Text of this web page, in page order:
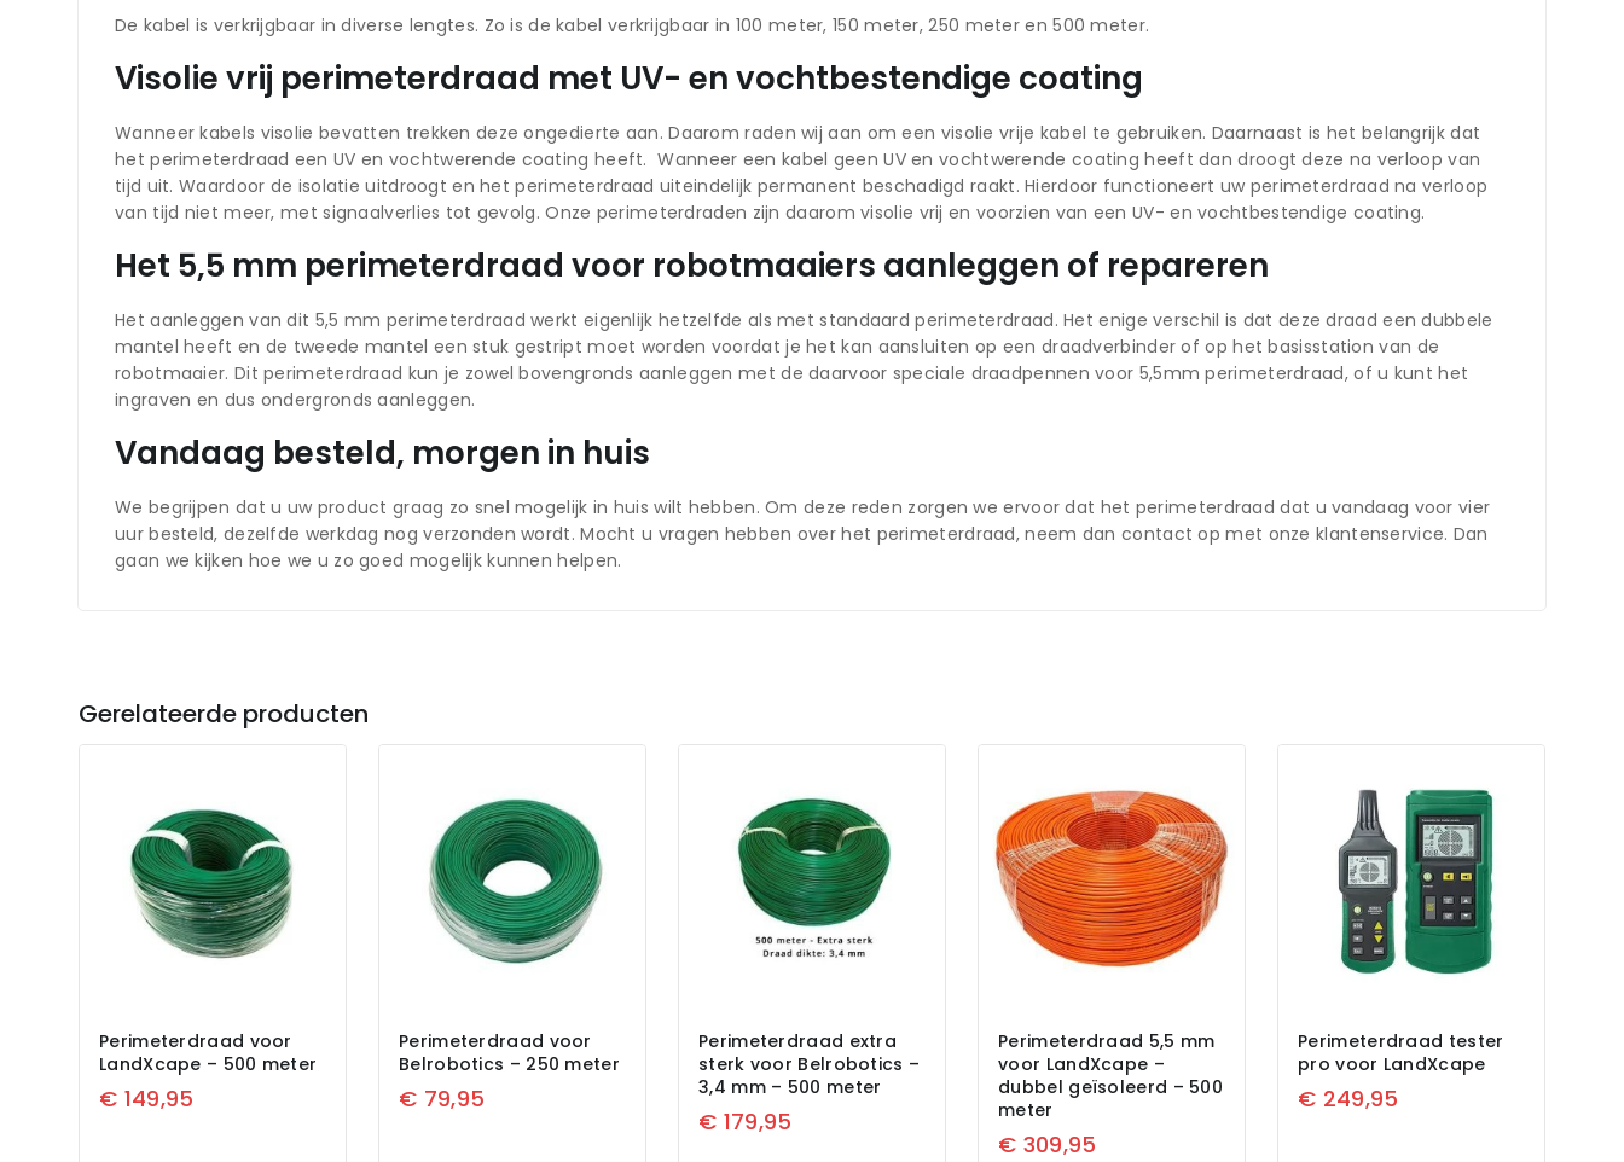
De kabel is verkrijgbaar in diverse lengtes. Zo is de kabel verkrijgbaar in 100 meter, 150 meter, 250 meter en 500 meter.
Visolie vrij perimeterdraad met UV- en vochtbestendige coating
Wanneer kabels visolie bevatten trekken deze ongedierte aan. Daarom raden wij aan om een visolie vrije kabel te gebruiken. Daarnaast is het belangrijk dat
het perimeterdraad een UV en vochtwerende coating heeft. Wanneer een kabel geen UV en vochtwerende coating heeft dan droogt deze na verloop van
tijd uit. Waardoor de isolatie uitdroogt en het perimeterdraad uiteindelijk permanent beschadigd raakt. Hierdoor functioneert uw perimeterdraad na verloop
van tijd niet meer, met signaalverlies tot gevolg. Onze perimeterdraden zijn daarom visolie vrij en voorzien van een UV- en vochtbestendige coating.
Het 5,5 mm perimeterdraad voor robotmaaiers aanleggen of repareren
Het aanleggen van dit 5,5 mm perimeterdraad werkt eigenlijk hetzelfde als met standaard perimeterdraad. Het enige verschil is dat deze draad een dubbele
mantel heeft en de tweede mantel een stuk gestript moet worden voordat je het kan aansluiten op een draadverbinder of op het basisstation van de
robotmaaier. Dit perimeterdraad kun je zowel bovengronds aanleggen met de daarvoor speciale draadpennen voor 5,5mm perimeterdraad, of u kunt het
ingraven en dus ondergronds aanleggen.
Vandaag besteld, morgen in huis
We begrijpen dat u uw product graag zo snel mogelijk in huis wilt hebben. Om deze reden zorgen we ervoor dat het perimeterdraad dat u vandaag voor vier
uur besteld, dezelfde werkdag nog verzonden wordt. Mocht u vragen hebben over het perimeterdraad, neem dan contact op met onze klantenservice. Dan
gaan we kijken hoe we u zo goed mogelijk kunnen helpen.
Gerelateerde producten
Perimeterdraad voor
LandXcape – 500 meter
€ 149,95
Perimeterdraad voor
Belrobotics – 250 meter
€ 79,95
Perimeterdraad extra
sterk voor Belrobotics –
3,4 mm – 500 meter
€ 179,95
Perimeterdraad 5,5 mm
voor LandXcape –
dubbel geïsoleerd – 500
meter
€ 309,95
Perimeterdraad tester
pro voor LandXcape
€ 249,95